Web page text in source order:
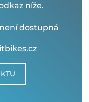
níže.
dostupná